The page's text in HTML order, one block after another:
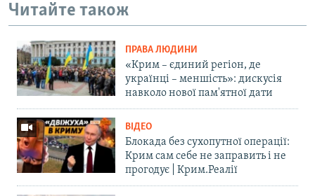
Читайте також
ПРАВА ЛЮДИНИ
«Крим – єдиний регіон, де
українці – меншість»: дискусія
навколо нової пам'ятної дати
ВІДЕО
Блокада без сухопутної операції:
Крим сам себе не заправить і не
прогодує | Крим.Реалії